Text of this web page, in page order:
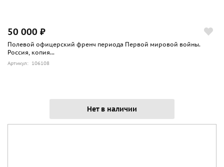
50 000 ₽
Полевой офицерский френч периода Первой мировой войны.
Россия, копия...
Артикул: 106108
Нет в наличии